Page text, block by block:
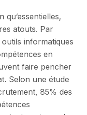
qu’essentielles,
atouts. Par
informatiques
en
faire pencher
Selon une étude
85% des